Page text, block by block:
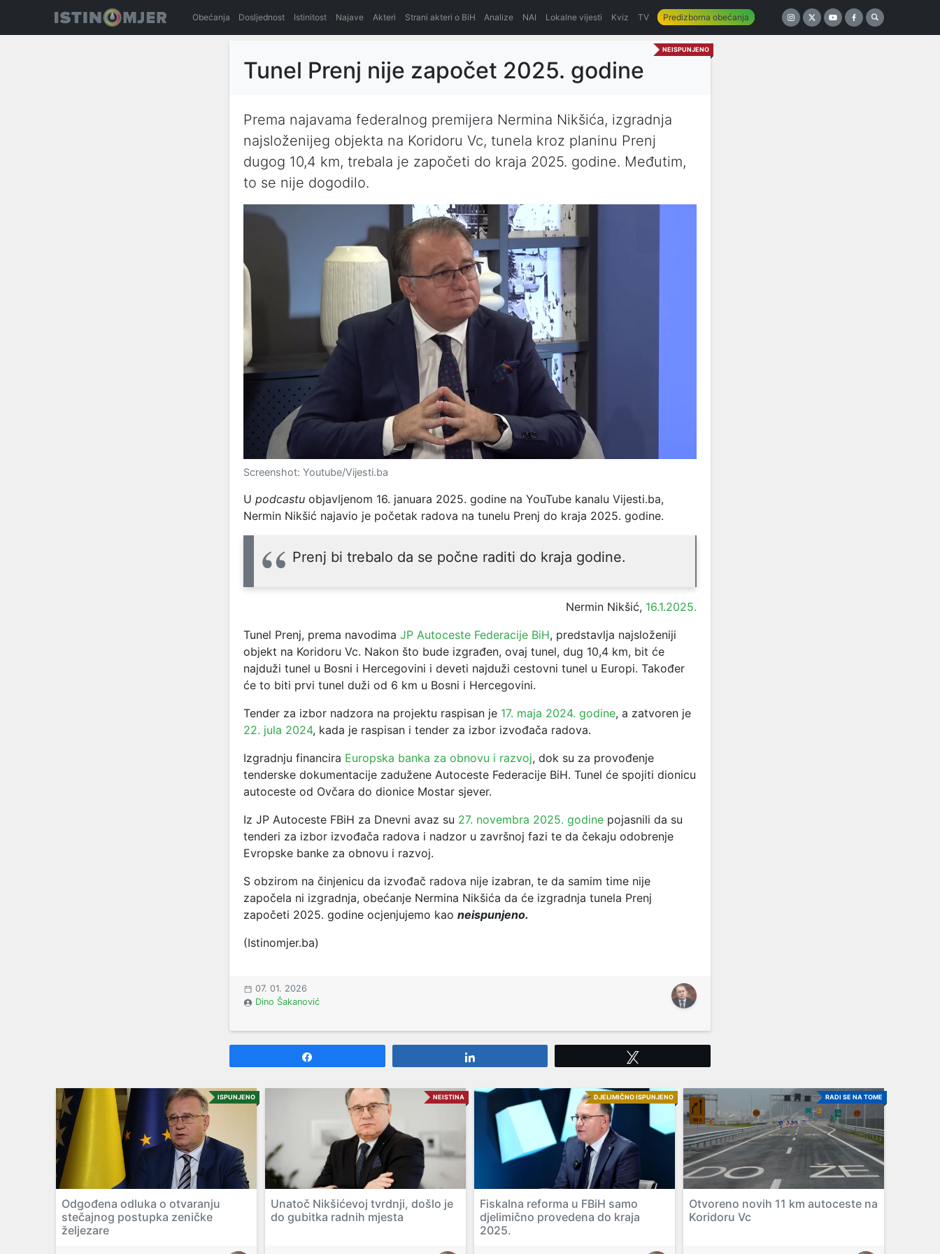
Obećanja Dosljednost Istinitost Najave Akteri Strani akteri o BiH Analize NAI Lokalne vijesti Kviz TV Predizborna obećanja
NEISPUNJENO
Tunel Prenj nije započet 2025. godine
Prema najavama federalnog premijera Nermina Nikšića, izgradnja
najsloženijeg objekta na Koridoru Vc, tunela kroz planinu Prenj
dugog 10,4 km, trebala je započeti do kraja 2025. godine. Međutim,
to se nije dogodilo.
Screenshot: Youtube/Vijesti.ba
U podcastu objavljenom 16. januara 2025. godine na YouTube kanalu Vijesti.ba,
Nermin Nikšić najavio je početak radova na tunelu Prenj do kraja 2025. godine.
Prenj bi trebalo da se počne raditi do kraja godine.
Nermin Nikšić, 16.1.2025.
Tunel Prenj, prema navodima JP Autoceste Federacije BiH, predstavlja najsloženiji
objekt na Koridoru Vc. Nakon što bude izgrađen, ovaj tunel, dug 10,4 km, bit će
najduži tunel u Bosni i Hercegovini i deveti najduži cestovni tunel u Europi. Također
će to biti prvi tunel duži od 6 km u Bosni i Hercegovini.
Tender za izbor nadzora na projektu raspisan je 17. maja 2024. godine, a zatvoren je
22. jula 2024, kada je raspisan i tender za izbor izvođača radova.
Izgradnju financira Europska banka za obnovu i razvoj, dok su za provođenje
tenderske dokumentacije zadužene Autoceste Federacije BiH. Tunel će spojiti dionicu
autoceste od Ovčara do dionice Mostar sjever.
Iz JP Autoceste FBiH za Dnevni avaz su 27. novembra 2025. godine pojasnili da su
tenderi za izbor izvođača radova i nadzor u završnoj fazi te da čekaju odobrenje
Evropske banke za obnovu i razvoj.
S obzirom na činjenicu da izvođač radova nije izabran, te da samim time nije
započela ni izgradnja, obećanje Nermina Nikšića da će izgradnja tunela Prenj
započeti 2025. godine ocjenjujemo kao neispunjeno.
(Istinomjer.ba)
07. 01. 2026
Dino Šakanović
ISPUNJENO
Odgođena odluka o otvaranju
stečajnog postupka zeničke
željezare
NEISTINA
Unatoč Nikšićevoj tvrdnji, došlo je
do gubitka radnih mjesta
DJELIMIČNO ISPUNJENO
Fiskalna reforma u FBiH samo
djelimično provedena do kraja
2025.
RADI SE NA TOME
Otvoreno novih 11 km autoceste na
Koridoru Vc